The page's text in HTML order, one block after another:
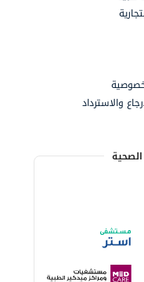
والاسترداد